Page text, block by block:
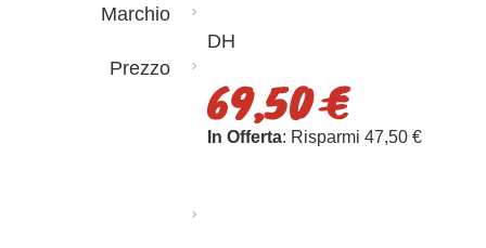
Marchio
DH
Prezzo
69,50 €
In Offerta: Risparmi 47,50 €